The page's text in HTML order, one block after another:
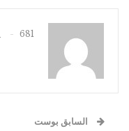
681 المشاركات
السابق بوست